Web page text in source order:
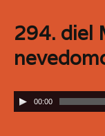
294. diel
00:00